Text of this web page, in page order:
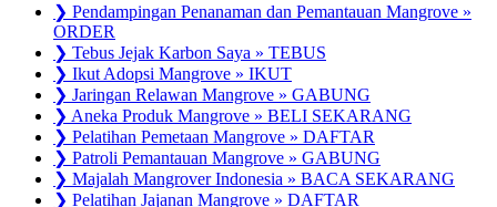
❯ Pendampingan Penanaman dan Pemantauan Mangrove »
ORDER
❯ Tebus Jejak Karbon Saya » TEBUS
❯ Ikut Adopsi Mangrove » IKUT
❯ Jaringan Relawan Mangrove » GABUNG
❯ Aneka Produk Mangrove » BELI SEKARANG
❯ Pelatihan Pemetaan Mangrove » DAFTAR
❯ Patroli Pemantauan Mangrove » GABUNG
❯ Majalah Mangrover Indonesia » BACA SEKARANG
❯ Pelatihan Jajanan Mangrove » DAFTAR